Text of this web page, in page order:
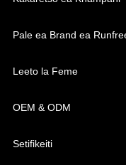
Pale ea Brand ea
Leeto la Feme
OEM & ODM
Setifikeiti